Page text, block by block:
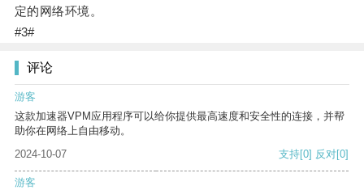
定的网络环境。
#3#
评论
游客
这款加速器VPM应用程序可以给你提供最高速度和安全性的连接，并帮
助你在网络上自由移动。
2024-10-07
支持[0] 反对[0]
游客